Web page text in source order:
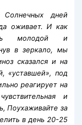
дней
оживает. И как
молодой и
в зеркало, мы
сказался и на
«уставшей», под
реагирует на
и
Поухаживайте за
в день 20-25